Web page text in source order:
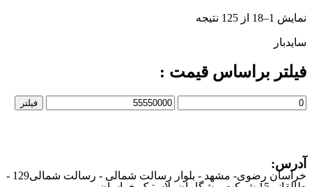
نمایش 1–18 از 125 نتیجه
سایدبار
فیلتر براساس قیمت :
حداقل
حداکثر
فیلتر
آدرس:
خراسان رضوی- مشهد - بلوار رسالت شمالی - رسالت شمالی129 -